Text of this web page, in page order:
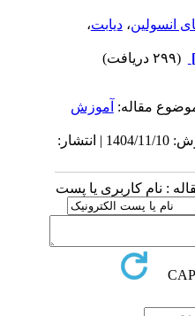
انسولین،دیابت،
مقاله:آموزش
دریافت: 1404/9/20 | پذیرش: 1404/11/10 | انتشار:
: نام کاربری یا پست